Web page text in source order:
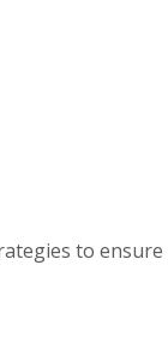
to ensure